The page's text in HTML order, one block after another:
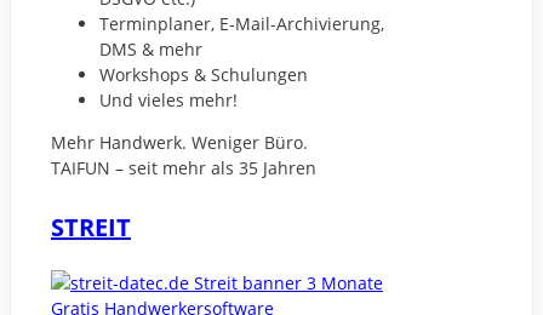
Terminplaner, E-Mail-Archivierung,
DMS & mehr
Workshops & Schulungen
Und vieles mehr!
Mehr Handwerk. Weniger Büro.
TAIFUN – seit mehr als 35 Jahren
STREIT